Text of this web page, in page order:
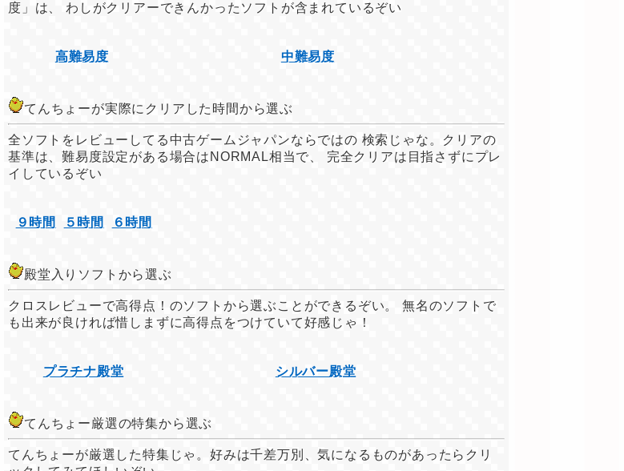
度」は、 わしがクリアーできんかったソフトが含まれているぞい
高難易度 中難易度
てんちょーが実際にクリアした時間から選ぶ
全ソフトをレビューしてる中古ゲームジャパンならではの 検索じゃな。クリアの
基準は、難易度設定がある場合はNORMAL相当で、 完全クリアは目指さずにプレ
イしているぞい
９時間 ５時間 ６時間
殿堂入りソフトから選ぶ
クロスレビューで高得点！のソフトから選ぶことができるぞい。 無名のソフトで
も出来が良ければ惜しまずに高得点をつけていて好感じゃ！
プラチナ殿堂 シルバー殿堂
てんちょー厳選の特集から選ぶ
てんちょーが厳選した特集じゃ。好みは千差万別、気になるものがあったらクリ